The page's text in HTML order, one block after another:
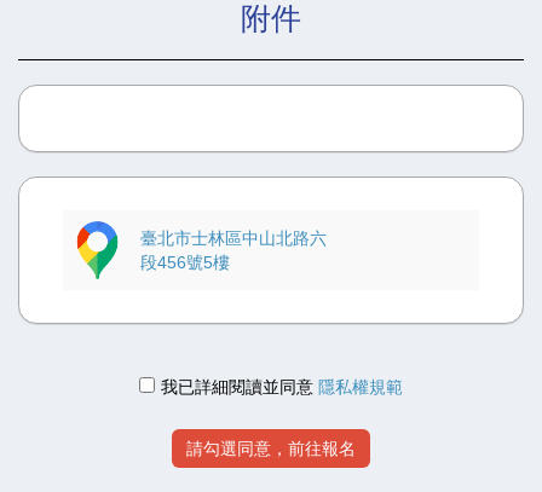
時間截止日後兩天內(該月22號前，不以郵戳，
(壹段請填寫級證號碼)
(壹段晉升日期填寫本次晉升日期，其他段位請填段證發證
際段(級證若無反面不必上傳)
※國際段公告
◎本年度線上報名新增加國技院ID的欄位
晉升一段的學員皆須先行加入國技院網站申請成為Tcon的
PS. 未完成加入Tcon會員者，將無法受理國際段申請 及 國
際段證補發(遺失或變更)。
附件
臺北市士林區中山北路六
段456號5樓
我已詳細閱讀並同意 隱私權規範